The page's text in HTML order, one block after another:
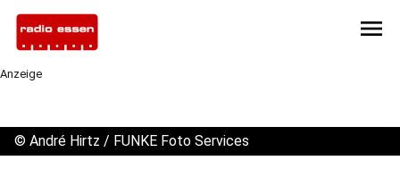
menu
Anzeige
© André Hirtz / FUNKE Foto Services